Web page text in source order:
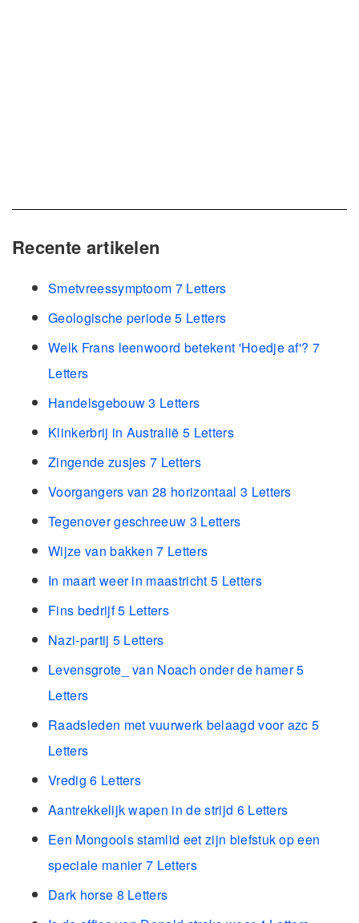
Recente artikelen
Smetvreessymptoom 7 Letters
Geologische periode 5 Letters
Welk Frans leenwoord betekent 'Hoedje af'? 7
Letters
Handelsgebouw 3 Letters
Klinkerbrij in Australië 5 Letters
Zingende zusjes 7 Letters
Voorgangers van 28 horizontaal 3 Letters
Tegenover geschreeuw 3 Letters
Wijze van bakken 7 Letters
In maart weer in maastricht 5 Letters
Fins bedrijf 5 Letters
Nazi-partij 5 Letters
Levensgrote_ van Noach onder de hamer 5
Letters
Raadsleden met vuurwerk belaagd voor azc 5
Letters
Vredig 6 Letters
Aantrekkelijk wapen in de strijd 6 Letters
Een Mongools stamlid eet zijn biefstuk op een
speciale manier 7 Letters
Dark horse 8 Letters